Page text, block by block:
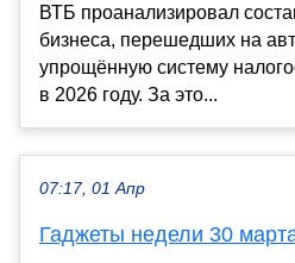
ВТБ проанализировал
бизнеса, перешедших на
упрощённую систему
в 2026 году. За это...
07:17, 01 Апр
Гаджеты недели 30